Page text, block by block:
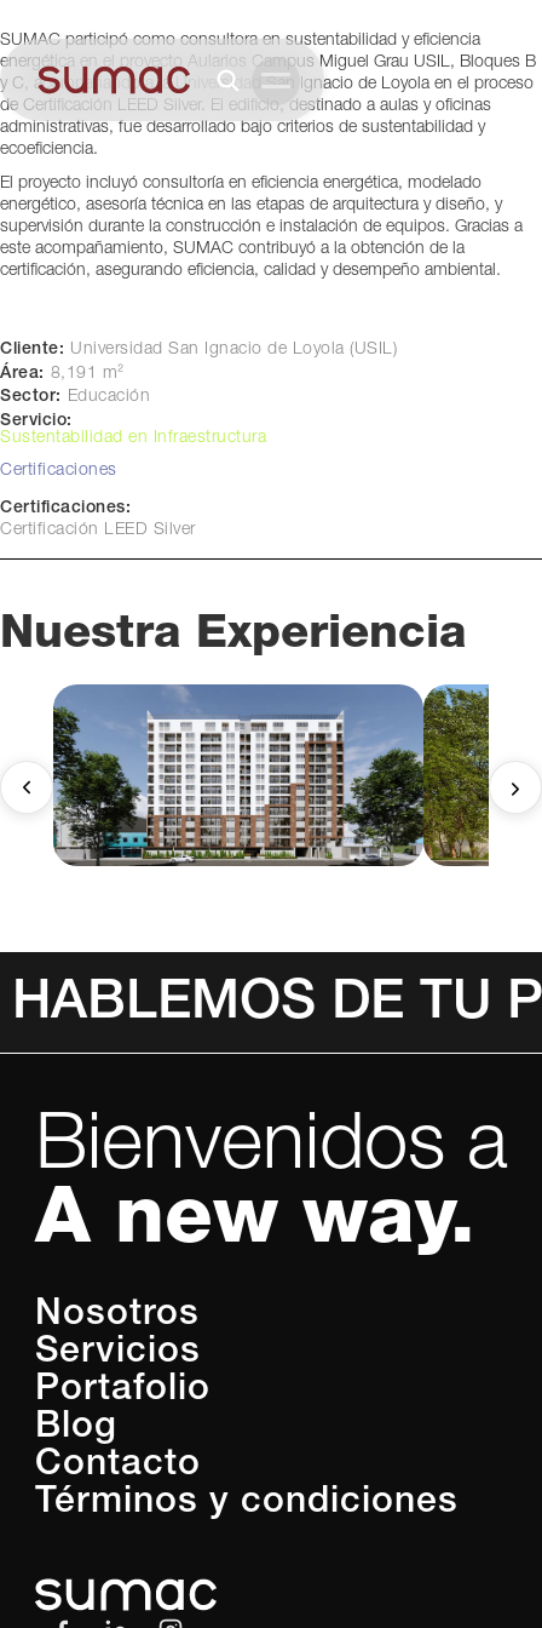
SUMAC participó como consultora en sustentabilidad y eficiencia
energética en el proyecto Aularios Campus Miguel Grau USIL, Bloques B
y C, acompañando a la Universidad San Ignacio de Loyola en el proceso
de Certificación LEED Silver. El edificio, destinado a aulas y oficinas
administrativas, fue desarrollado bajo criterios de sustentabilidad y
ecoeficiencia.
El proyecto incluyó consultoría en eficiencia energética, modelado
energético, asesoría técnica en las etapas de arquitectura y diseño, y
supervisión durante la construcción e instalación de equipos. Gracias a
este acompañamiento, SUMAC contribuyó a la obtención de la
certificación, asegurando eficiencia, calidad y desempeño ambiental.
Cliente: Universidad San Ignacio de Loyola (USIL)
Área: 8,191 m²
Sector: Educación
Servicio:
Sustentabilidad en Infraestructura
Certificaciones
Certificaciones:
Certificación LEED Silver
Nuestra Experiencia
HABLEMOS DE TU
Bienvenidos a
A new way.
Nosotros
Servicios
Portafolio
Blog
Contacto
Términos y condiciones